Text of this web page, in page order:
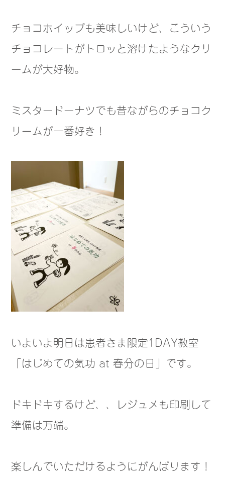
チョコホイップも美味しいけど、こういう
チョコレートがトロッと溶けたようなクリ
ームが大好物。
ミスタードーナツでも昔ながらのチョコク
リームが一番好き！
いよいよ明日は患者さま限定1DAY教室
「はじめての気功 at 春分の日」です。
ドキドキするけど、、レジュメも印刷して
準備は万端。
楽しんでいただけるようにがんばります！